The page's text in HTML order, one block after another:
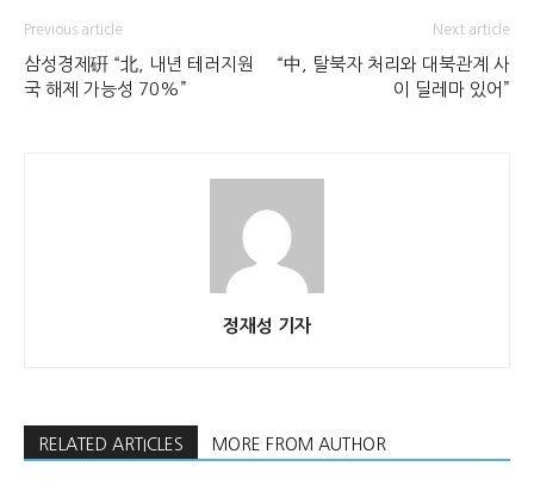
Previous article
삼성경제硏 “北, 내년 테러지원
국 해제 가능성 70%”
Next article
“中, 탈북자 처리와 대북관계 사
이 딜레마 있어”
정재성 기자
RELATED ARTICLES MORE FROM AUTHOR